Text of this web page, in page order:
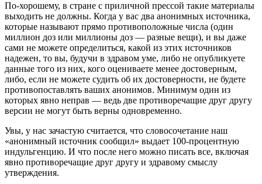
По-хорошему, в стране с приличной прессой такие материалы
выходить не должны. Когда у вас два анонимных источника,
которые называют прямо противоположные числа (один
миллион доз или миллионы доз — разные вещи), и вы даже
сами не можете определиться, какой из этих источников
надежен, то вы, будучи в здравом уме, либо не опубликуете
данные того из них, кого оцениваете менее достоверным,
либо, если не можете судить об их достоверности, не будете
противопоставлять ваших анонимов. Минимум один из
которых явно неправ — ведь две противоречащие друг другу
версии не могут быть верны одновременно.
Увы, у нас зачастую считается, что словосочетание наш
«анонимный источник сообщил» выдает 100-процентную
индульгенцию. И что после него можно писать все, включая
явно противоречащие друг другу и здравому смыслу
утверждения.